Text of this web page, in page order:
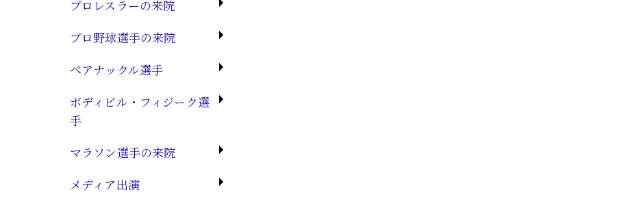
プロレスラーの来院
プロ野球選手の来院
ベアナックル選手
ボディビル・フィジーク選
手
マラソン選手の来院
メディア出演